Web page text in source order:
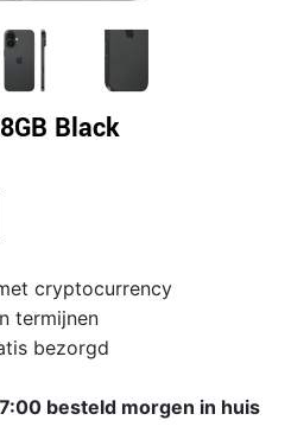
Black
cryptocurrency
termijnen
bezorgd
besteld morgen in huis